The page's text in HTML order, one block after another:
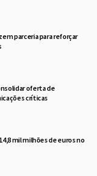
parceria para reforçar
oferta de
críticas
mil milhões de euros no